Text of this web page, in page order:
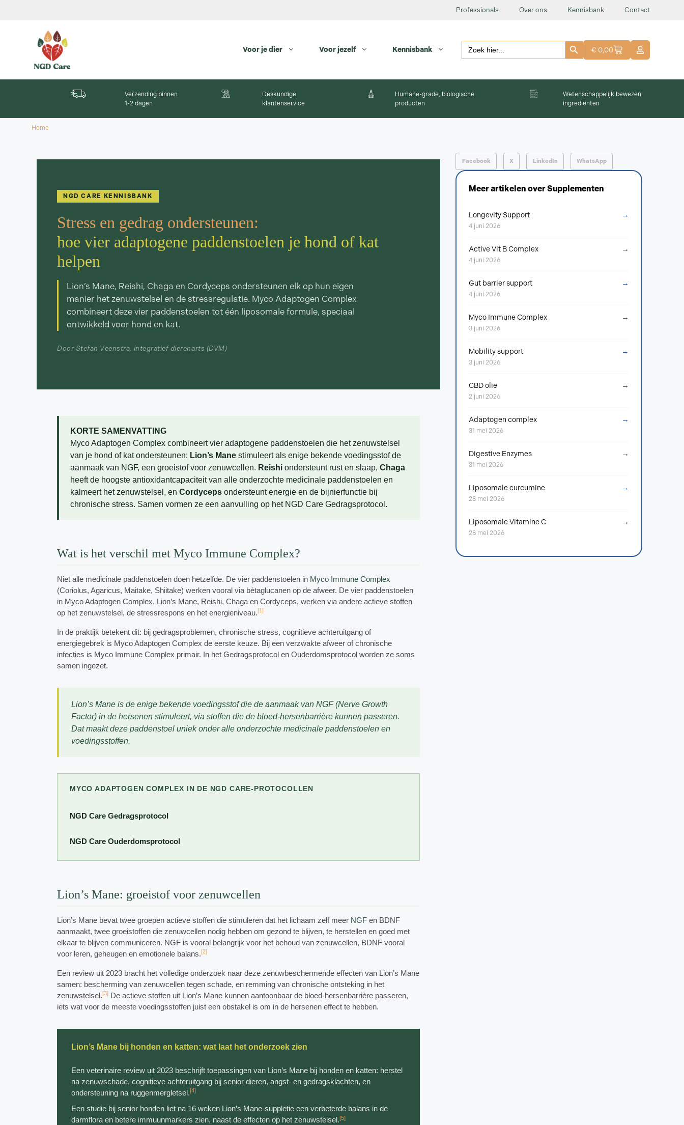
Professionals Over ons Kennisbank Contact
Voor je dier Voor jezelf Kennisbank
Zoeken: Zoekknop
€ 0,00
Verzending binnen
1-2 dagen
Deskundige
klantenservice
Humane-grade, biologische
producten
Wetenschappelijk bewezen
ingrediënten
Home
NGD CARE KENNISBANK
Stress en gedrag ondersteunen:
hoe vier adaptogene paddenstoelen je hond of kat
helpen
Lion’s Mane, Reishi, Chaga en Cordyceps ondersteunen elk op hun eigen
manier het zenuwstelsel en de stressregulatie. Myco Adaptogen Complex
combineert deze vier paddenstoelen tot één liposomale formule, speciaal
ontwikkeld voor hond en kat.
Door Stefan Veenstra, integratief dierenarts (DVM)
KORTE SAMENVATTING
Myco Adaptogen Complex combineert vier adaptogene paddenstoelen die het zenuwstelsel
van je hond of kat ondersteunen: Lion’s Mane stimuleert als enige bekende voedingsstof de
aanmaak van NGF, een groeistof voor zenuwcellen. Reishi ondersteunt rust en slaap, Chaga
heeft de hoogste antioxidantcapaciteit van alle onderzochte medicinale paddenstoelen en
kalmeert het zenuwstelsel, en Cordyceps ondersteunt energie en de bijnierfunctie bij
chronische stress. Samen vormen ze een aanvulling op het NGD Care Gedragsprotocol.
Wat is het verschil met Myco Immune Complex?
Niet alle medicinale paddenstoelen doen hetzelfde. De vier paddenstoelen in Myco Immune Complex
(Coriolus, Agaricus, Maitake, Shiitake) werken vooral via bètaglucanen op de afweer. De vier paddenstoelen
in Myco Adaptogen Complex, Lion’s Mane, Reishi, Chaga en Cordyceps, werken via andere actieve stoffen
op het zenuwstelsel, de stressrespons en het energieniveau.[1]
In de praktijk betekent dit: bij gedragsproblemen, chronische stress, cognitieve achteruitgang of
energiegebrek is Myco Adaptogen Complex de eerste keuze. Bij een verzwakte afweer of chronische
infecties is Myco Immune Complex primair. In het Gedragsprotocol en Ouderdomsprotocol worden ze soms
samen ingezet.
Lion’s Mane is de enige bekende voedingsstof die de aanmaak van NGF(Nerve Growth
Factor) in de hersenen stimuleert, via stoffen die de bloed-hersenbarrière kunnen passeren.
Dat maakt deze paddenstoel uniek onder alle onderzochte medicinale paddenstoelen en
voedingsstoffen.
MYCO ADAPTOGEN COMPLEX IN DE NGD CARE-PROTOCOLLEN
NGD Care Gedragsprotocol
NGD Care Ouderdomsprotocol
Lion’s Mane: groeistof voor zenuwcellen
Lion’s Mane bevat twee groepen actieve stoffen die stimuleren dat het lichaam zelf meer NGF en BDNF
aanmaakt, twee groeistoffen die zenuwcellen nodig hebben om gezond te blijven, te herstellen en goed met
elkaar te blijven communiceren. NGF is vooral belangrijk voor het behoud van zenuwcellen, BDNF vooral
voor leren, geheugen en emotionele balans.[2]
Een review uit 2023 bracht het volledige onderzoek naar deze zenuwbeschermende effecten van Lion’s Mane
samen: bescherming van zenuwcellen tegen schade, en remming van chronische ontsteking in het
zenuwstelsel.[3] De actieve stoffen uit Lion’s Mane kunnen aantoonbaar de bloed-hersenbarrière passeren,
iets wat voor de meeste voedingsstoffen juist een obstakel is om in de hersenen effect te hebben.
Lion’s Mane bij honden en katten: wat laat het onderzoek zien
Een veterinaire review uit 2023 beschrijft toepassingen van Lion’s Mane bij honden en katten: herstel
na zenuwschade, cognitieve achteruitgang bij senior dieren, angst- en gedragsklachten, en
ondersteuning na ruggenmergletsel.[4]
Een studie bij senior honden liet na 16 weken Lion’s Mane-suppletie een verbeterde balans in de
darmflora en betere immuunmarkers zien, naast de effecten op het zenuwstelsel.[5]
Facebook X LinkedIn WhatsApp
Meer artikelen overSupplementen
Longevity Support →
4 juni 2026
Active Vit B Complex →
4 juni 2026
Gut barrier support →
4 juni 2026
Myco Immune Complex →
3 juni 2026
Mobility support →
3 juni 2026
CBD olie →
2 juni 2026
Adaptogen complex →
31 mei 2026
Digestive Enzymes →
31 mei 2026
Liposomale curcumine →
28 mei 2026
Liposomale Vitamine C →
28 mei 2026